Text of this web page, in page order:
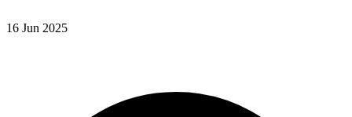
16 Jun 2025